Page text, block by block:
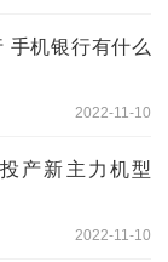
手机银行有什么
2022-11-10
产新主力机型
2022-11-10